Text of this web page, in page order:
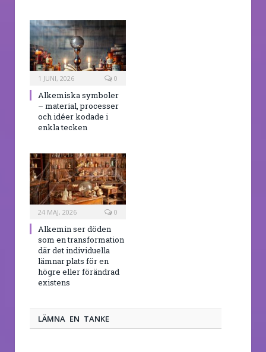
1 JUNI, 2026 0
Alkemiska symboler
– material, processer
och idéer kodade i
enkla tecken
24 MAJ, 2026 0
Alkemin ser döden
som en transformation
där det individuella
lämnar plats för en
högre eller förändrad
existens
LÄMNA EN TANKE